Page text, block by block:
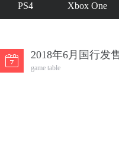
PS4 Xbox One
2018年6月国行发
game table